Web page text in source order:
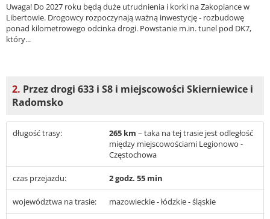
Uwaga! Do 2027 roku będą duże utrudnienia i korki na Zakopiance w
Libertowie. Drogowcy rozpoczynają ważną inwestycję - rozbudowę
ponad kilometrowego odcinka drogi. Powstanie m.in. tunel pod DK7,
który...
2. Przez drogi 633 i S8 i miejscowości Skierniewice i
Radomsko
długość trasy: 265 km – taka na tej trasie jest odległość
między miejscowościami Legionowo -
Częstochowa
czas przejazdu: 2 godz. 55 min
województwa na trasie: mazowieckie - łódzkie - śląskie